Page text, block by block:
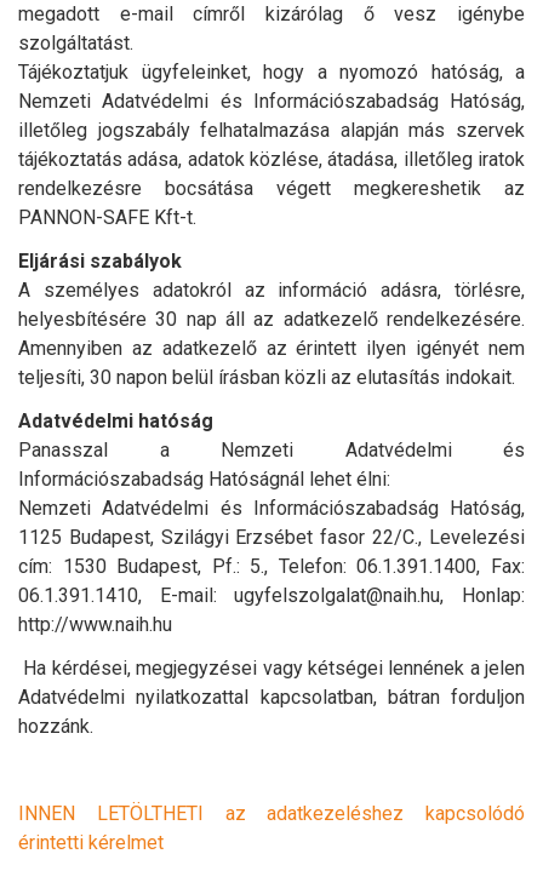
megadott e-mail címről kizárólag ő vesz igénybe
szolgáltatást.
Tájékoztatjuk ügyfeleinket, hogy a nyomozó hatóság, a
Nemzeti Adatvédelmi és Információszabadság Hatóság,
illetőleg jogszabály felhatalmazása alapján más szervek
tájékoztatás adása, adatok közlése, átadása, illetőleg iratok
rendelkezésre bocsátása végett megkereshetik az
PANNON-SAFE Kft-t.
Eljárási szabályok
A személyes adatokról az információ adásra, törlésre,
helyesbítésére 30 nap áll az adatkezelő rendelkezésére.
Amennyiben az adatkezelő az érintett ilyen igényét nem
teljesíti, 30 napon belül írásban közli az elutasítás indokait.
Adatvédelmi hatóság
Panasszal a Nemzeti Adatvédelmi és
Információszabadság Hatóságnál lehet élni:
Nemzeti Adatvédelmi és Információszabadság Hatóság,
1125 Budapest, Szilágyi Erzsébet fasor 22/C., Levelezési
cím: 1530 Budapest, Pf.: 5., Telefon: 06.1.391.1400, Fax:
06.1.391.1410, E-mail: ugyfelszolgalat@naih.hu, Honlap:
http://www.naih.hu
Ha kérdései, megjegyzései vagy kétségei lennének a jelen
Adatvédelmi nyilatkozattal kapcsolatban, bátran forduljon
hozzánk.
INNEN LETÖLTHETI az adatkezeléshez kapcsolódó
érintetti kérelmet